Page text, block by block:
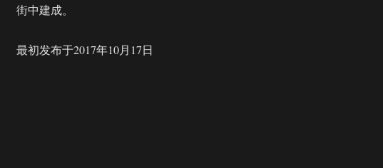
街中建成。
最初发布于2017年10月17日